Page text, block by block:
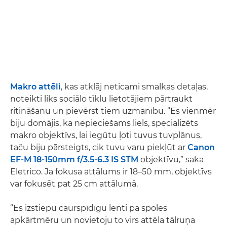
Makro attēli, kas atklāj neticami smalkas detaļas,
noteikti liks sociālo tīklu lietotājiem pārtraukt
ritināšanu un pievērst tiem uzmanību. “Es vienmēr
biju domājis, ka nepieciešams liels, specializēts
makro objektīvs, lai iegūtu ļoti tuvus tuvplānus,
taču biju pārsteigts, cik tuvu varu piekļūt ar Canon
EF-M 18-150mm f/3.5-6.3 IS STM objektīvu,” saka
Eletrico. Ja fokusa attālums ir 18–50 mm, objektīvs
var fokusēt pat 25 cm attālumā.
“Es izstiepu caurspīdīgu lenti pa spoles
apkārtmēru un novietoju to virs attēla tālruņa